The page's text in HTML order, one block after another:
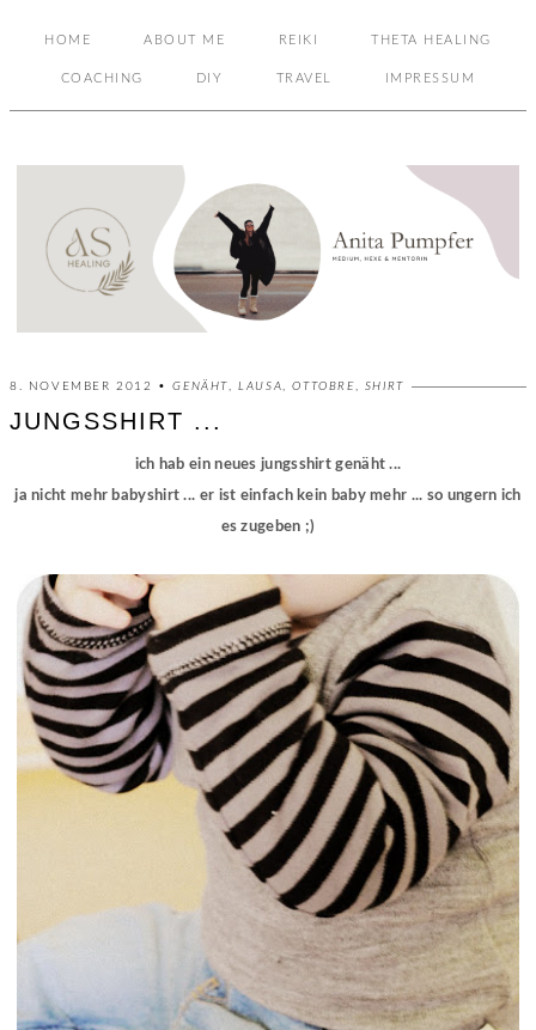
HOME ABOUT ME REIKI THETA HEALING
COACHING DIY TRAVEL IMPRESSUM
8. NOVEMBER 2012 •GENÄHT ,LAUSA ,OTTOBRE SHIRT
JUNGSSHIRT ...
ich hab ein neues jungsshirt genäht ...
ja nicht mehr babyshirt ... er ist einfach kein baby mehr ... so ungern ich
es zugeben ;)